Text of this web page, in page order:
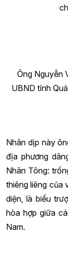
Ông Nguyễn
UBND tỉnh
Nhân dịp này
địa phương
Nhân Tông:
thiêng liêng của
diện, là biểu
hòa hợp giữa
Nam.